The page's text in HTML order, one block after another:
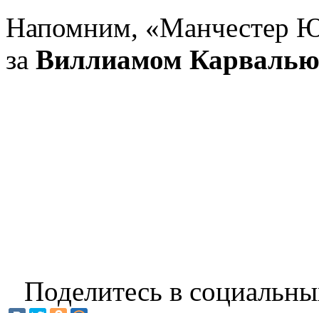
Напомним, «Манчестер
за Виллиамом Карвалью
Поделитесь в